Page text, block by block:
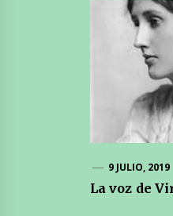
9 JULIO, 2019
La voz de